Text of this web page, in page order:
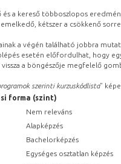
és a kereső többoszlopos
emelkedő, kétszer a csökkenő
a végén található jobbra
esetén előfordulhat, hogy
vissza a böngészője megfelelő
szerinti kurzuskódlista”
forma (szint)
Nem releváns
Alapképzés
Bachelorképzés
Egységes osztatlan képzés